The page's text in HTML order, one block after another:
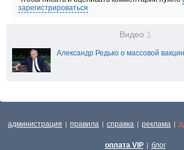
зарегистрироваться
Видео 1
Александр Редько о массовой
администрация | правила | справка | реклама |
оплата VIP | блог